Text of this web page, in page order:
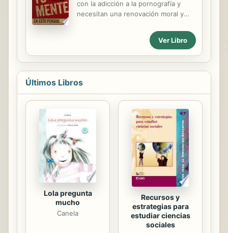
Spurgeon. Su visión de la Visión
Beatífica y la gloria de ver a Cristo
con una esperanza viva. El cielo, ese
lugar de la gloria de Dios,...
con la adicción a la pornografía y
necesitan una renovación moral y
fuera, ya sea que usted lo sepa o no,
la pornografía ha corrompido su
pensamiento, debilitado su
conciencia, deformado su
que está mal, y también ha retorcido
su comprensión de la sexualidad y
sus expectativas sobre ella. Usted
necesita ser renovado por el Dios
que creó el sexo. A huge percentage
of men struggle with porn addiction,
and need a moral and psychological
reset. Do you? If so, whether you
know...
Ver Libro
Últimos Libros
Lola pregunta
mucho
Canela
Recursos y
estrategias para
estudiar ciencias
sociales